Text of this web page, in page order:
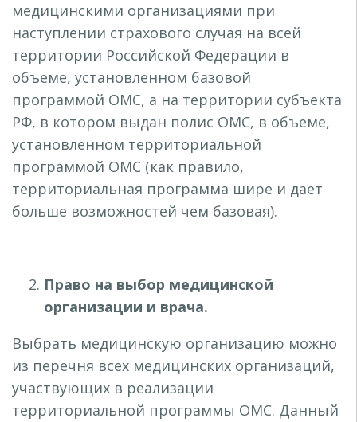
медицинскими организациями при
наступлении страхового случая на всей
территории Российской Федерации в
объеме, установленном базовой
программой ОМС, а на территории субъекта
РФ, в котором выдан полис ОМС, в объеме,
установленном территориальной
программой ОМС (как правило,
территориальная программа шире и дает
больше возможностей чем базовая).
Право на выбор медицинской
организации и врача.
Выбрать медицинскую организацию можно
из перечня всех медицинских организаций,
участвующих в реализации
территориальной программы ОМС. Данный